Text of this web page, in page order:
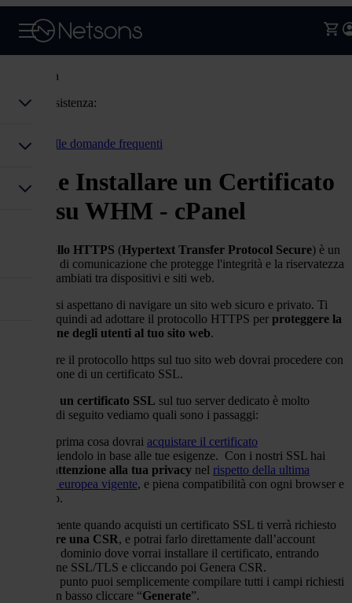
Assistenza
Codice assistenza:
Torna alle domande frequenti
Come Installare un Certificato
SSL su WHM - cPanel
protocollo HTTPS (Hypertext Transfer Protocol Secure) è un
di comunicazione che protegge l'integrità e la riservatezza
dei dati scambiati tra dispositivi e siti web.
Gli utenti si aspettano di navigare un sito web sicuro e privato. Ti
invitiamo quindi ad adottare il protocollo HTTPS per proteggere la
connessione degli utenti al tuo sito web.
Per ottenere il protocollo https sul tuo sito web dovrai procedere con
l’installazione di un certificato SSL.
Installare un certificato SSL sul tuo server dedicato è molto
semplice, di seguito vediamo quali sono i passaggi:
1 - Come prima cosa dovrai acquistare il certificato
scegliendolo in base alle tue esigenze. Con i nostri SSL hai
attenzione alla tua privacy nel rispetto della ultima
normativa europea vigente, e piena compatibilità con ogni browser e
dispositivo.
2 - Solitamente quando acquisti un certificato SSL ti verrà richiesto
generare una CSR, e potrai farlo direttamente dall’account
cPanel del dominio dove vorrai installare il certificato, entrando
nell’opzione SSL/TLS e cliccando poi Genera CSR.
Da questo punto puoi semplicemente compilare tutti i campi richiesti
ed infine in basso cliccare “Generate”.